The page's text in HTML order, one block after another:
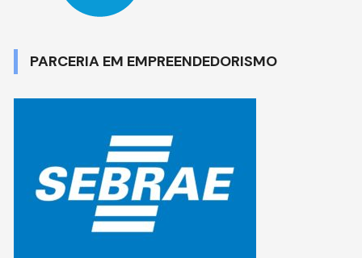
PARCERIA EM EMPREENDEDORISMO